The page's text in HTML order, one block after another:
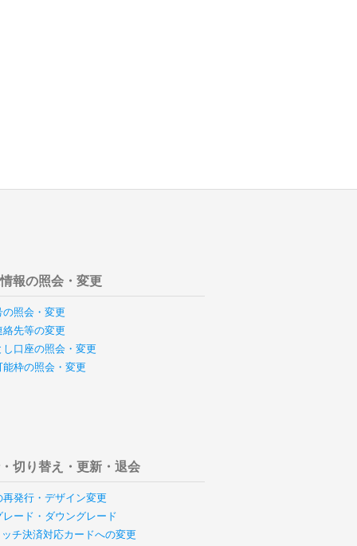
報の照会・変更
の照会・変更
絡先等の変更
し口座の照会・変更
能枠の照会・変更
切り替え・更新・退会
再発行・デザイン変更
レード・ダウングレード
チ決済対応カードへの変更